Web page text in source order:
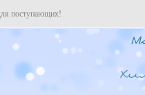
поступающих!